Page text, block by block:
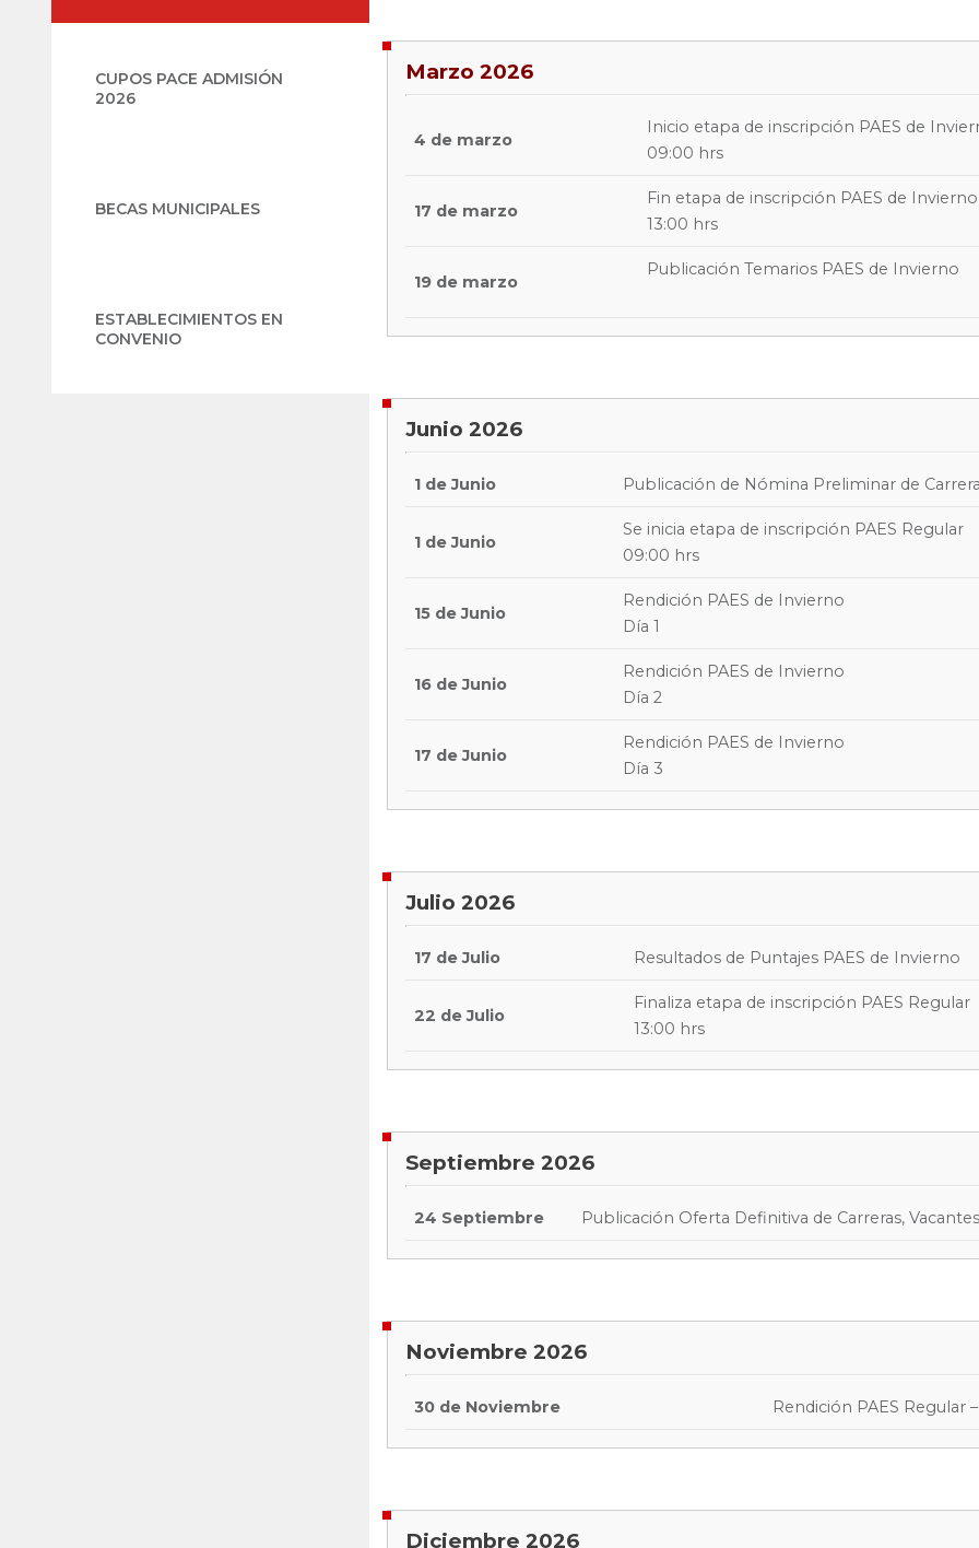
CUPOS PACE ADMISIÓN
2026
BECAS MUNICIPALES
ESTABLECIMIENTOS EN
CONVENIO
Marzo 2026
4 de marzo
Inicio etapa de inscripción PAES de
09:00 hrs
17 de marzo
Fin etapa de inscripción PAES de Invierno
13:00 hrs
19 de marzo
Publicación Temarios PAES de Invierno
Junio 2026
1 de Junio Publicación de Nómina Preliminar de
1 de Junio
Se inicia etapa de inscripción PAES Regular
09:00 hrs
15 de Junio
Rendición PAES de Invierno
Día 1
16 de Junio
Rendición PAES de Invierno
Día 2
17 de Junio
Rendición PAES de Invierno
Día 3
Julio 2026
17 de Julio Resultados de Puntajes PAES de Invierno
22 de Julio
Finaliza etapa de inscripción PAES Regular
13:00 hrs
Septiembre 2026
24 Septiembre Publicación Oferta Definitiva de Carreras,
Noviembre 2026
30 de Noviembre Rendición PAES Regular –
Diciembre 2026